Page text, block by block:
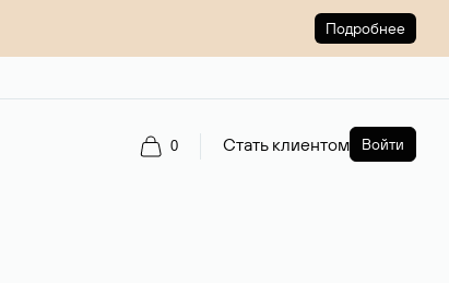
Подробнее
0 Стать клиентом Войти